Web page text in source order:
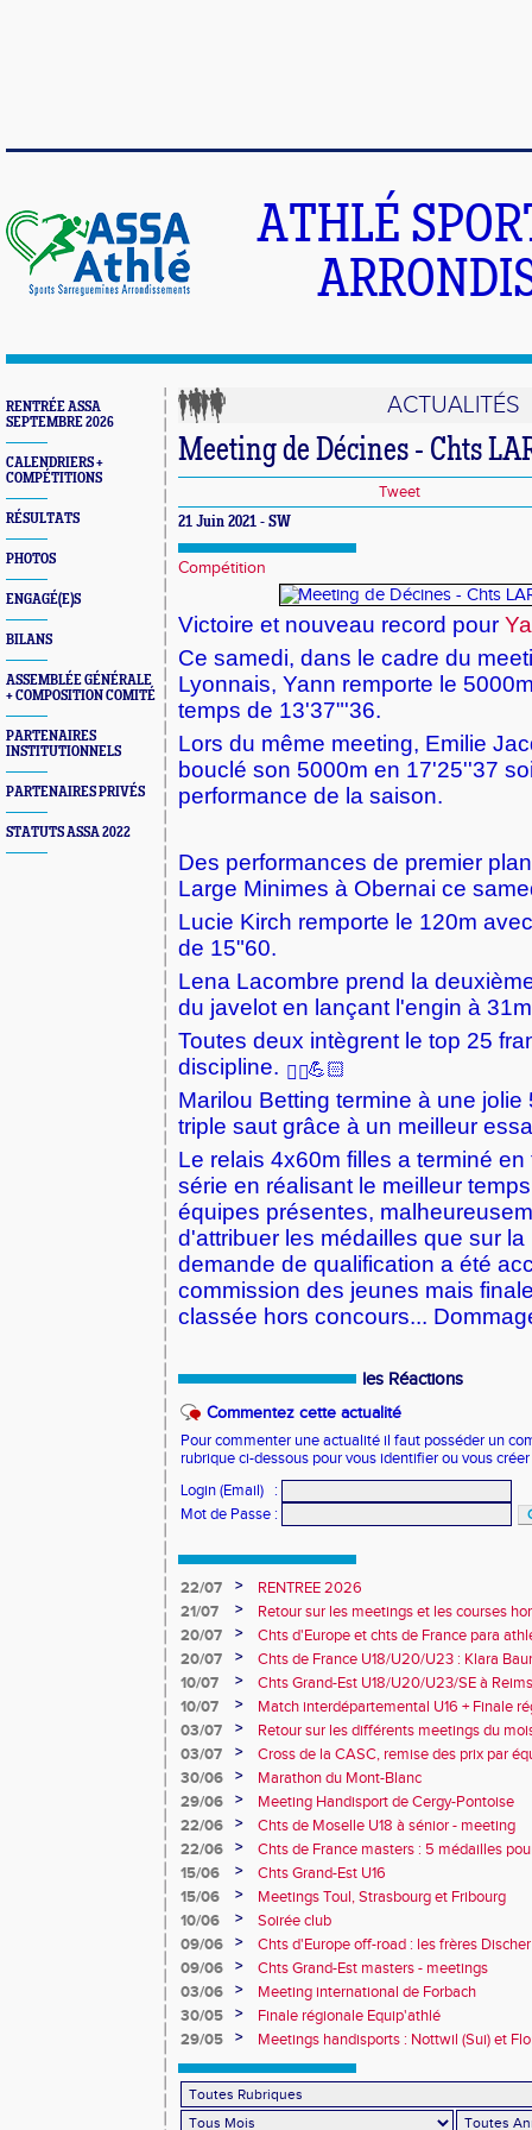
ATHLÉ
RENTRÉE ASSA
SEPTEMBRE 2026
CALENDRIERS +
COMPÉTITIONS
RÉSULTATS
PHOTOS
ENGAGÉ(E)S
BILANS
ASSEMBLÉE GÉNÉRALE
+ COMPOSITION COMITÉ
PARTENAIRES
INSTITUTIONNELS
PARTENAIRES PRIVÉS
STATUTS ASSA 2022
ACTUALITÉS
Meeting de Décines - Chts
Tweet
21 Juin 2021 - SW
Compétition
Victoire et nouveau record pour
Ce samedi, dans le cadre du
Lyonnais, Yann remporte le
temps de 13'37"'36.
Lors du même meeting, Emilie
bouclé son 5000m en 17'25''37
performance de la saison.
Des performances de premier
Large Minimes à Obernai ce
Lucie Kirch remporte le 120m
de 15"60.
Lena Lacombre prend la
du javelot en lançant l'engin à
Toutes deux intègrent le top 25
discipline. 👍🏻💪🏻
Marilou Betting termine à une
triple saut grâce à un meilleur
Le relais 4x60m filles a terminé
série en réalisant le meilleur
équipes présentes,
d'attribuer les médailles que sur la
demande de qualification a été
commission des jeunes mais
classée hors concours...
les Réactions
Commentez cette actualité
Pour commenter une actualité il faut posséder un
rubrique ci-dessous pour vous identifier ou vous
Login (Email)
:
Mot de Passe :
22/07 >
RENTREE 2026
21/07
>
Retour sur les meetings et les courses
20/07
>
Chts d'Europe et chts de France para
champion d'Europe et multiples
20/07 >
Chts de France U18/U20/U23 : Klara
10e
10/07 >
Chts Grand-Est U18/U20/U23/SE à
10/07
>
Match interdépartemental U16 + Finale
Obernai
03/07 >
Retour sur les différents meetings du
03/07
>
Cross de la CASC, remise des prix par
collèges
30/06 >
Marathon du Mont-Blanc
29/06
>
Meeting Handisport de Cergy-Pontoise
22/06
>
Chts de Moselle U18 à sénior - meeting
22/06
>
Chts de France masters : 5 médailles
15/06
>
Chts Grand-Est U16
15/06
>
Meetings Toul, Strasbourg et Fribourg
10/06
>
Soirée club
09/06
>
Chts d'Europe off-road : les frères
09/06
>
Chts Grand-Est masters - meetings
03/06
>
Meeting international de Forbach
30/05
>
Finale régionale Equip'athlé
29/05
> Meetings handisports : Nottwil (Sui) et